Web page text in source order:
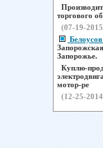
торгового
(07-19-
Запорожье.
Куплю-
мотор-ре
(12-25-